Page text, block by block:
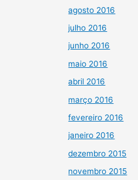
agosto 2016
julho 2016
junho 2016
maio 2016
abril 2016
março 2016
fevereiro 2016
janeiro 2016
dezembro 2015
novembro 2015